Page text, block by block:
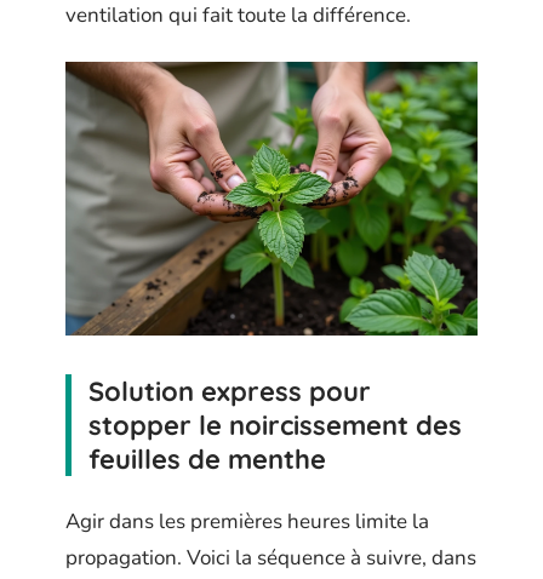
ventilation qui fait toute la différence.
Solution express pour
stopper le noircissement des
feuilles de menthe
Agir dans les premières heures limite la
propagation. Voici la séquence à suivre, dans